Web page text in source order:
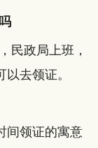
政局上班，
去领证。
领证的寓意